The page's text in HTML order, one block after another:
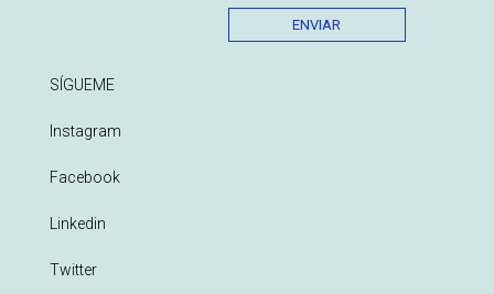
ENVIAR
SÍGUEME
Instagram
Facebook
Linkedin
Twitter